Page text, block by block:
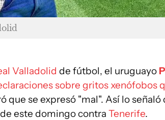
Valladolid de fútbol, el uruguayo
sobre gritos xenófobos
que se expresó "mal". Así lo
este domingo contra Tenerife.